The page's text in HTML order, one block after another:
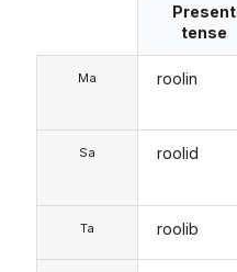
Ma
Sa
Ta
Present
tense
roolin
roolid
roolib